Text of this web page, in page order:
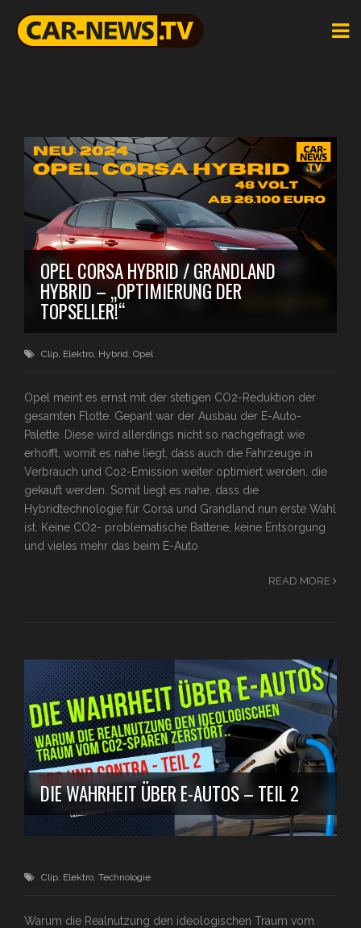
OPEL CORSA HYBRID / GRANDLAND
HYBRID – „OPTIMIERUNG DER
TOPSELLER!“
Clip, Elektro, Hybrid, Opel
Opel meint es ernst mit der stetigen CO2-Reduktion der
gesamten Flotte. Gepant war der Ausbau der E-Auto-
Palette. Diese wird allerdings nicht so nachgefragt wie
erhofft, womit es nahe liegt, dass auch die Fahrzeuge in
Verbrauch und Co2-Emission weiter optimiert werden, die
gekauft werden. Somit liegt es nahe, dass die
Hybridtechnologie für Corsa und Grandland nun erste Wahl
ist. Keine CO2- problematische Batterie, keine Entsorgung
und vieles mehr das beim E-Auto
READ MORE
DIE WAHRHEIT ÜBER E-AUTOS – TEIL 2
Clip Elektro Technologie
Warum die Realnutzung den ideologischen Traum vom